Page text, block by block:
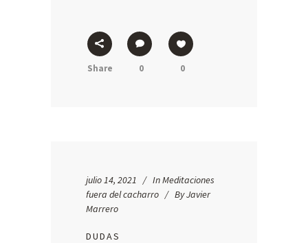
Share 0 0
julio 14, 2021 InMeditaciones
fuera del cacharro
ByJavier
Marrero
DUDAS